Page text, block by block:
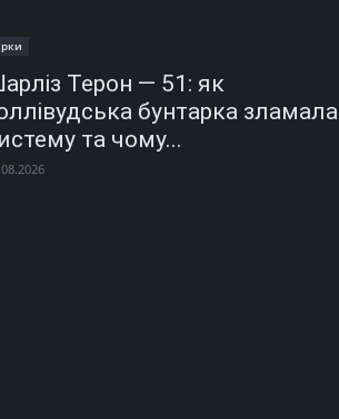
Терон — 51: як
бунтарка зламала
та чому...